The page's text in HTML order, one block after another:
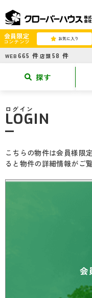
会員限定
コンテンツ お気に入り
WEB 665 件 店頭 58 件
探す
ログイン
LOGIN
こちらの物件は会員様限
ると物件の詳細情報がご
会